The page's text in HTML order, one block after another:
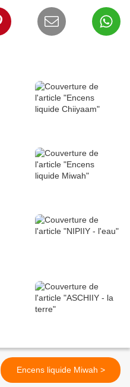
Encens liquide Miwah >